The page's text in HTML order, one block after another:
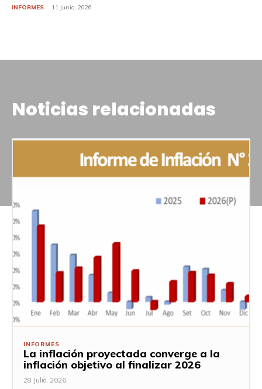
INFORMES 11 Junio, 2026
Noticias relacionadas
INFORMES
La inflación proyectada converge a la
inflación objetivo al finalizar 2026
28 Julio, 2026